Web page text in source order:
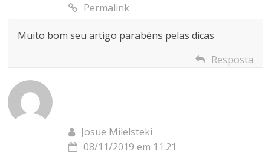
Permalink
Muito bom seu artigo parabéns pelas dicas
Resposta
Josue Milelsteki
08/11/2019 em 11:21